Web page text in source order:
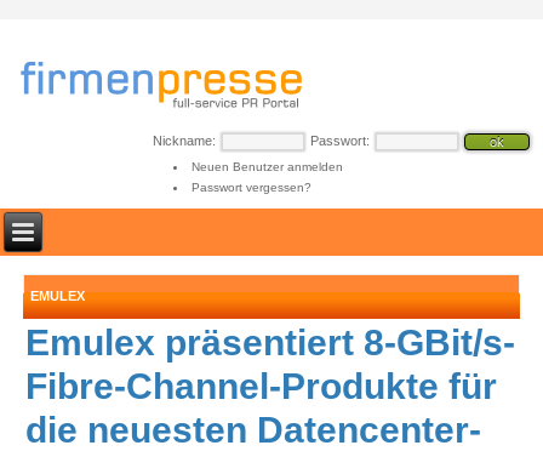
Nickname: Passwort:
Neuen Benutzer anmelden
Passwort vergessen?
EMULEX
Emulex präsentiert 8-GBit/s-
Fibre-Channel-Produkte für
die neuesten Datencenter-